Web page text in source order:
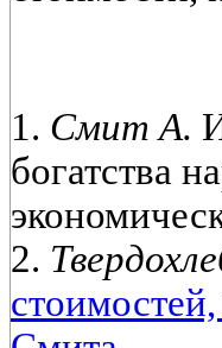
1. Смит А.
богатства
2.